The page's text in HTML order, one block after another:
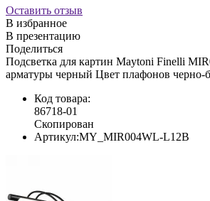
Оставить отзыв
В избранное
В презентацию
Поделиться
Подсветка для картин Maytoni Finelli
арматуры черный Цвет плафонов черно-
Код товара:
86718-01
Скопирован
Артикул:MY_MIR004WL-L12B